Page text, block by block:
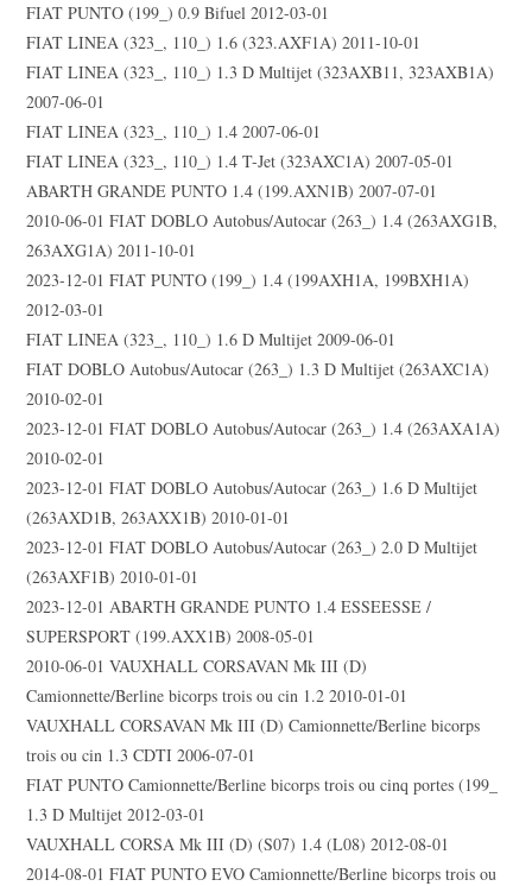
FIAT PUNTO (199_) 0.9 Bifuel 2012-03-01
FIAT LINEA (323_, 110_) 1.6 (323.AXF1A) 2011-10-01
FIAT LINEA (323_, 110_) 1.3 D Multijet (323AXB11, 323AXB1A)
2007-06-01
FIAT LINEA (323_, 110_) 1.4 2007-06-01
FIAT LINEA (323_, 110_) 1.4 T-Jet (323AXC1A) 2007-05-01
ABARTH GRANDE PUNTO 1.4 (199.AXN1B) 2007-07-01
2010-06-01 FIAT DOBLO Autobus/Autocar (263_) 1.4 (263AXG1B,
263AXG1A) 2011-10-01
2023-12-01 FIAT PUNTO (199_) 1.4 (199AXH1A, 199BXH1A)
2012-03-01
FIAT LINEA (323_, 110_) 1.6 D Multijet 2009-06-01
FIAT DOBLO Autobus/Autocar (263_) 1.3 D Multijet (263AXC1A)
2010-02-01
2023-12-01 FIAT DOBLO Autobus/Autocar (263_) 1.4 (263AXA1A)
2010-02-01
2023-12-01 FIAT DOBLO Autobus/Autocar (263_) 1.6 D Multijet
(263AXD1B, 263AXX1B) 2010-01-01
2023-12-01 FIAT DOBLO Autobus/Autocar (263_) 2.0 D Multijet
(263AXF1B) 2010-01-01
2023-12-01 ABARTH GRANDE PUNTO 1.4 ESSEESSE /
SUPERSPORT (199.AXX1B) 2008-05-01
2010-06-01 VAUXHALL CORSAVAN Mk III (D)
Camionnette/Berline bicorps trois ou cin 1.2 2010-01-01
VAUXHALL CORSAVAN Mk III (D) Camionnette/Berline bicorps
trois ou cin 1.3 CDTI 2006-07-01
FIAT PUNTO Camionnette/Berline bicorps trois ou cinq portes (199_
1.3 D Multijet 2012-03-01
VAUXHALL CORSA Mk III (D) (S07) 1.4 (L08) 2012-08-01
2014-08-01 FIAT PUNTO EVO Camionnette/Berline bicorps trois ou